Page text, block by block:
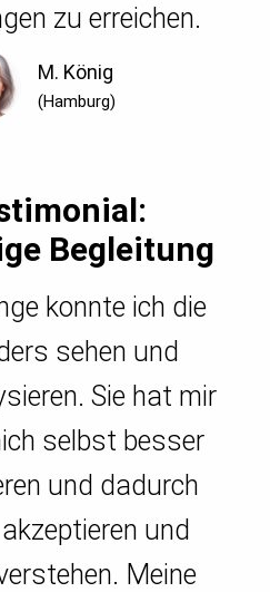
zu erreichen.
M. König
(Hamburg)
Begleitung
konnte ich die
sehen und
Sie hat mir
selbst besser
und dadurch
und
Meine